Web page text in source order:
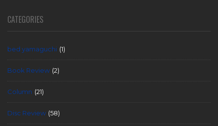
CATEGORIES
bed yamaguchi (1)
Book Review (2)
Column (21)
Disc Review (58)